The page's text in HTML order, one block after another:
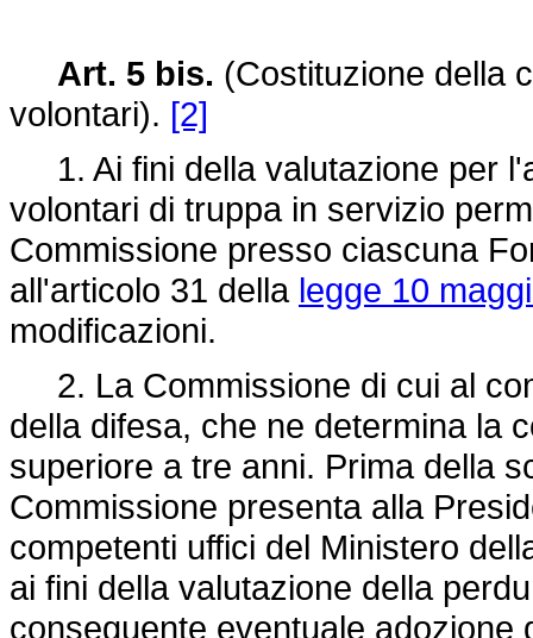
Art. 5 bis. (Costituzione della
volontari). [2]
1. Ai fini della valutazione per
volontari di truppa in servizio
Commissione presso ciascuna
all'articolo 31 della legge 10
modificazioni.
2. La Commissione di cui al
della difesa, che ne determina la
superiore a tre anni. Prima della
Commissione presenta alla
competenti uffici del Ministero
ai fini della valutazione della
conseguente eventuale adozione